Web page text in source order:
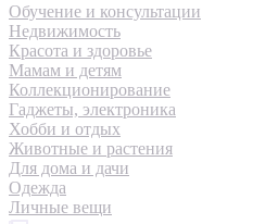
Обучение и консультации
Недвижимость
Красота и здоровье
Мамам и детям
Коллекционирование
Гаджеты, электроника
Хобби и отдых
Животные и растения
Для дома и дачи
Одежда
Личные вещи